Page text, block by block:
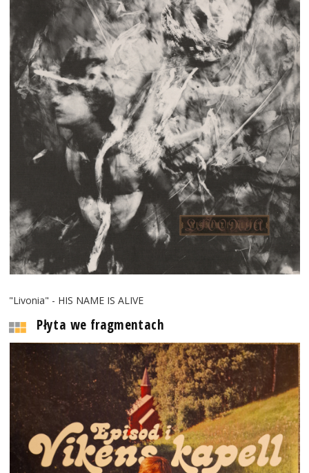
"Livonia" - HIS NAME IS ALIVE
Płyta we fragmentach